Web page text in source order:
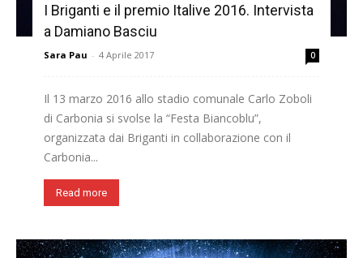
I Briganti e il premio Italive 2016. Intervista
a Damiano Basciu
Sara Pau - 4 Aprile 2017 0
Il 13 marzo 2016 allo stadio comunale Carlo Zoboli
di Carbonia si svolse la “Festa Biancoblu”,
organizzata dai Briganti in collaborazione con il
Carbonia...
Read more